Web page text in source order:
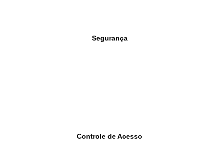
Segurança
Controle de Acesso